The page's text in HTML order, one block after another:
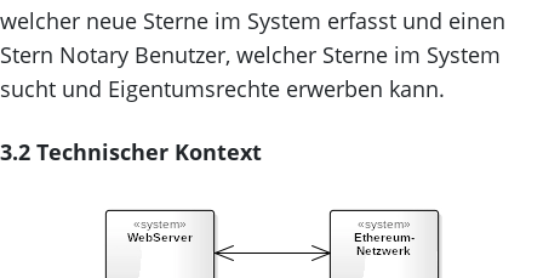
welcher neue Sterne im System erfasst und einen
Stern Notary Benutzer, welcher Sterne im System
sucht und Eigentumsrechte erwerben kann.
3.2 Technischer Kontext